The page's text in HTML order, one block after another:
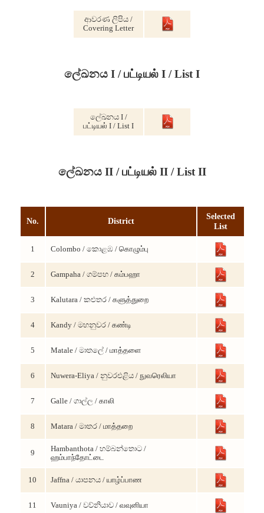
ආවරණ ලිපිය /
Covering Letter
ලේඛනය I / பட்டியல் I / List I
ලේඛනය I /
பட்டியல் I / List I
ලේඛනය II / பட்டியல் II / List II
No. District
Selected
List
1 Colombo / කොළඹ / கொழும்பு
2 Gampaha / ගම්පහ / கம்பஹா
3 Kalutara / කළුතර / களுத்துறை
4 Kandy / මහනුවර / கண்டி
5 Matale / මාතලේ / மாத்தளை
6 Nuwera-Eliya / නුවරඑළිය / நுவரெலியா
7 Galle / ගාල්ල / காலி
8 Matara / මාතර / மாத்தறை
9
Hambanthota / හම්බන්තොට /
ஹம்பாந்தோட்டை
10 Jaffna / යාපනය / யாழ்ப்பாண
11 Vauniya / වව්නියාව / வவுனியா